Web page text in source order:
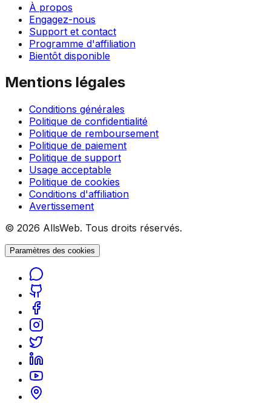
À propos
Engagez-nous
Support et contact
Programme d'affiliation
Bientôt disponible
Mentions légales
Conditions générales
Politique de confidentialité
Politique de remboursement
Politique de paiement
Politique de support
Usage acceptable
Politique de cookies
Conditions d'affiliation
Avertissement
© 2026 AllsWeb. Tous droits réservés.
Paramètres des cookies